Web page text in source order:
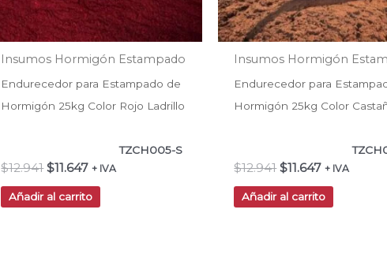
Insumos Hormigón Estampado
Endurecedor para Estampado de
Hormigón 25kg Color Rojo Ladrillo
TZCH005-S
$12.941 $11.647 + IVA
Añadir al carrito
Insumos Hormigón
Endurecedor para
Hormigón 25kg Color
$12.941 $11.647 + IVA
Añadir al carrito